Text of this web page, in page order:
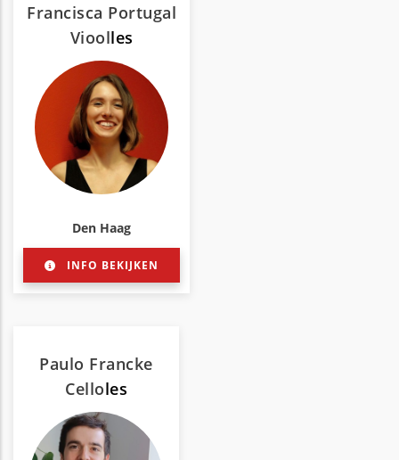
Francisca Portugal
Vioolles
Den Haag
INFO BEKIJKEN
Paulo Francke
Celloles